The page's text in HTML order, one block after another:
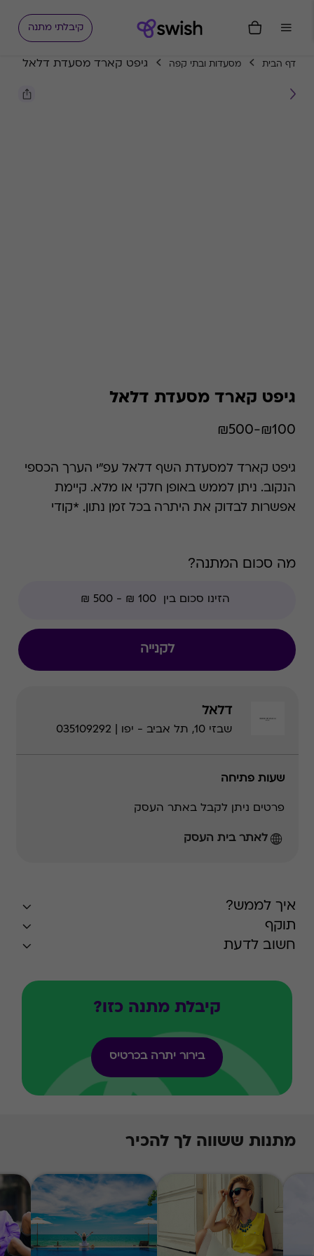
קיבלתי מתנה
דף הבית מסעדות ובתי קפה גיפט קארד מסעדת דלאל
גיפט קארד מסעדת דלאל
₪100-₪500
גיפט קארד למסעדת השף דלאל עפ"י הערך הכספי
הנקוב. ניתן לממש באופן חלקי או מלא. קיימת
אפשרות לבדוק את היתרה בכל זמן נתון. *קודי
מה סכום המתנה?
לקנייה
דלאל
שבזי 10, תל אביב - יפו | 035109292
שעות פתיחה
פרטים ניתן לקבל באתר העסק
לאתר בית העסק
איך לממש?
תוקף
חשוב לדעת
קיבלת מתנה כזו?
בירור יתרה בכרטיס
מתנות ששווה לך להכיר